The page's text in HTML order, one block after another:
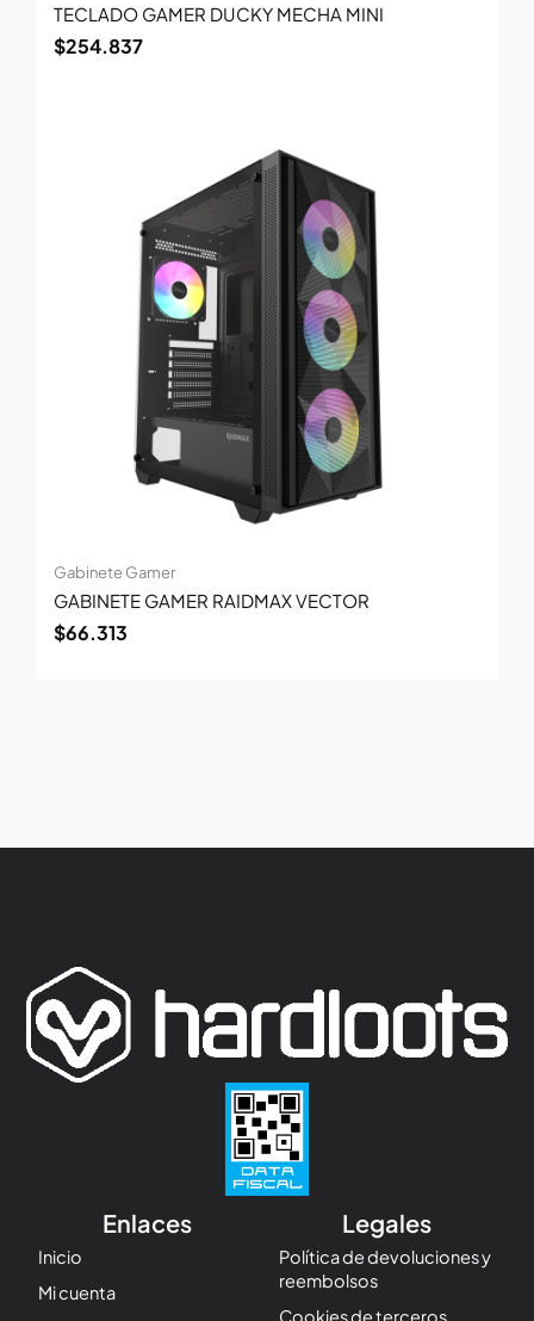
TECLADO GAMER DUCKY MECHA MINI
$254.837
Gabinete Gamer
GABINETE GAMER RAIDMAX VECTOR
$66.313
Enlaces
Inicio
Mi cuenta
Legales
Política de devoluciones y
reembolsos